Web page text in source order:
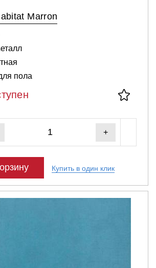
Marron
пола
+
Купить в один клик